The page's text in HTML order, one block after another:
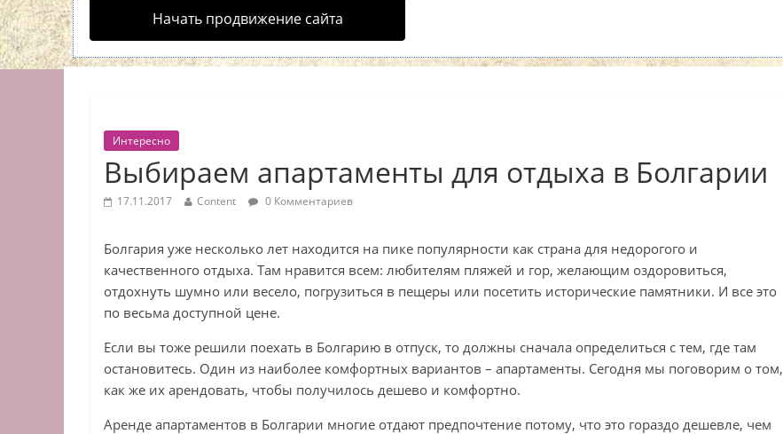
Начать продвижение сайта
Интересно
Выбираем апартаменты для отдыха в Болгарии
17.11.2017 Content 0 Комментариев
Болгария уже несколько лет находится на пике популярности как страна для недорогого и
качественного отдыха. Там нравится всем: любителям пляжей и гор, желающим оздоровиться,
отдохнуть шумно или весело, погрузиться в пещеры или посетить исторические памятники. И все это
по весьма доступной цене.
Если вы тоже решили поехать в Болгарию в отпуск, то должны сначала определиться с тем, где там
остановитесь. Один из наиболее комфортных вариантов – апартаменты. Сегодня мы поговорим о том,
как же их арендовать, чтобы получилось дешево и комфортно.
Аренде апартаментов в Болгарии многие отдают предпочтение потому, что это гораздо дешевле, чем